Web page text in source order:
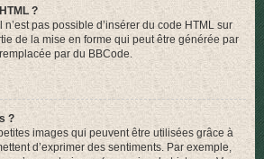
?
n’est pas possible d’insérer du code HTML sur
de la mise en forme qui peut être générée par
par du BBCode.
?
images qui peuvent être utilisées grâce à
d’exprimer des sentiments. Par exemple,